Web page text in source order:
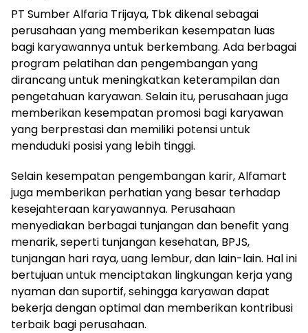
PT Sumber Alfaria Trijaya, Tbk dikenal sebagai
perusahaan yang memberikan kesempatan luas
bagi karyawannya untuk berkembang. Ada berbagai
program pelatihan dan pengembangan yang
dirancang untuk meningkatkan keterampilan dan
pengetahuan karyawan. Selain itu, perusahaan juga
memberikan kesempatan promosi bagi karyawan
yang berprestasi dan memiliki potensi untuk
menduduki posisi yang lebih tinggi.
Selain kesempatan pengembangan karir, Alfamart
juga memberikan perhatian yang besar terhadap
kesejahteraan karyawannya. Perusahaan
menyediakan berbagai tunjangan dan benefit yang
menarik, seperti tunjangan kesehatan, BPJS,
tunjangan hari raya, uang lembur, dan lain-lain. Hal ini
bertujuan untuk menciptakan lingkungan kerja yang
nyaman dan suportif, sehingga karyawan dapat
bekerja dengan optimal dan memberikan kontribusi
terbaik bagi perusahaan.